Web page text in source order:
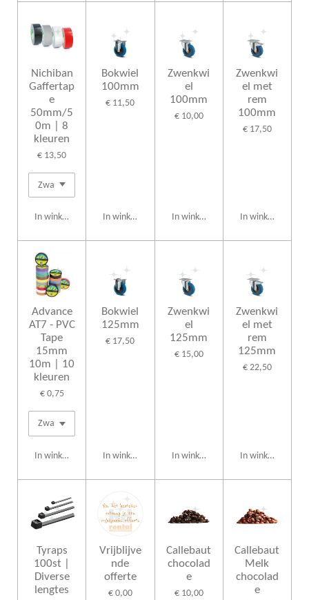
Nichiban
Gaffertap
e
50mm/5
0m | 8
kleuren
€ 13,50
In winkelwagen
Bokwiel
100mm
€ 11,50
In winkelwagen
Zwenkwi
el
100mm
€ 10,00
In winkelwagen
Zwenkwi
el met
rem
100mm
€ 17,50
In winkelwagen
Advance
AT7 - PVC
Tape
15mm
10m | 10
kleuren
€ 0,75
In winkelwagen
Bokwiel
125mm
€ 17,50
In winkelwagen
Zwenkwi
el
125mm
€ 15,00
In winkelwagen
Zwenkwi
el met
rem
125mm
€ 22,50
In winkelwagen
Tyraps
100st |
Diverse
lengtes
Vrijblijve
nde
offerte
€ 0,00
Callebaut
chocolad
e
€ 10,00
Callebaut
Melk
chocolad
e